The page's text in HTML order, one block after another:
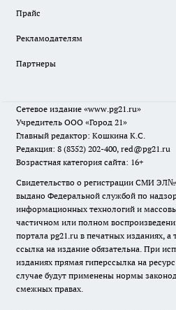
Прайс
Рекламодателям
Партнеры
Сетевое издание «www.pg21.ru»
Учредитель ООО «Город 21»
Главный редактор: Кошкина К.С.
Редакция: 8 (8352) 202-400, red@pg21.ru
Возрастная категория сайта: 16+
Свидетельство о регистрации СМИ
выдано Федеральной службой по
информационных технологий и
частичном или полном
портала pg21.ru в печатных изданиях,
ссылка на издание обязательна. При
изданиях прямая гиперссылка на
случае будут применены нормы
смежных правах.